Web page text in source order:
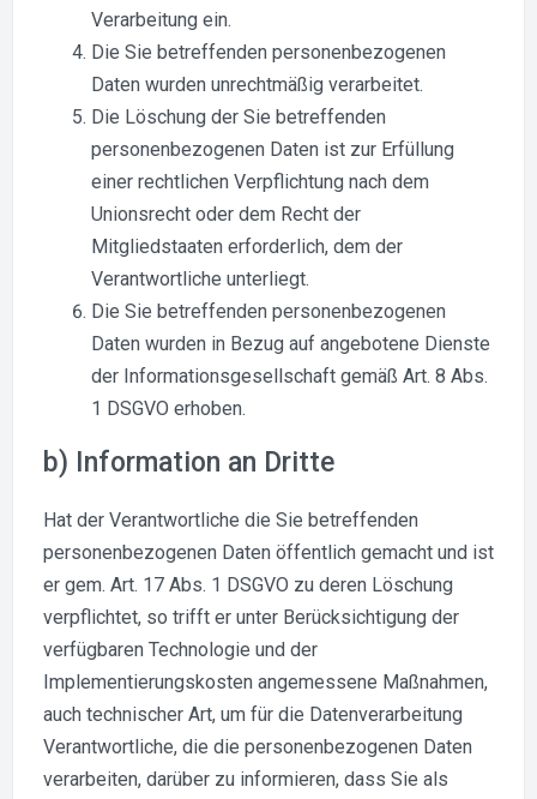
Verarbeitung ein.
Die Sie betreffenden personenbezogenen
Daten wurden unrechtmäßig verarbeitet.
Die Löschung der Sie betreffenden
personenbezogenen Daten ist zur Erfüllung
einer rechtlichen Verpflichtung nach dem
Unionsrecht oder dem Recht der
Mitgliedstaaten erforderlich, dem der
Verantwortliche unterliegt.
Die Sie betreffenden personenbezogenen
Daten wurden in Bezug auf angebotene Dienste
der Informationsgesellschaft gemäß Art. 8 Abs.
1 DSGVO erhoben.
b) Information an Dritte
Hat der Verantwortliche die Sie betreffenden
personenbezogenen Daten öffentlich gemacht und ist
er gem. Art. 17 Abs. 1 DSGVO zu deren Löschung
verpflichtet, so trifft er unter Berücksichtigung der
verfügbaren Technologie und der
Implementierungskosten angemessene Maßnahmen,
auch technischer Art, um für die Datenverarbeitung
Verantwortliche, die die personenbezogenen Daten
verarbeiten, darüber zu informieren, dass Sie als